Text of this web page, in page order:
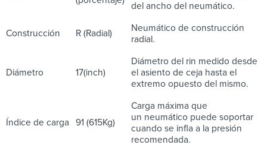
del ancho del neumático.
Construcción R (Radial)
Neumático de construcción
radial.
Diámetro 17(inch)
Diámetro del rin medido desde
el asiento de ceja hasta el
extremo opuesto del mismo.
Índice de carga 91 (615Kg)
Carga máxima que
un neumático puede soportar
cuando se infla a la presión
recomendada.